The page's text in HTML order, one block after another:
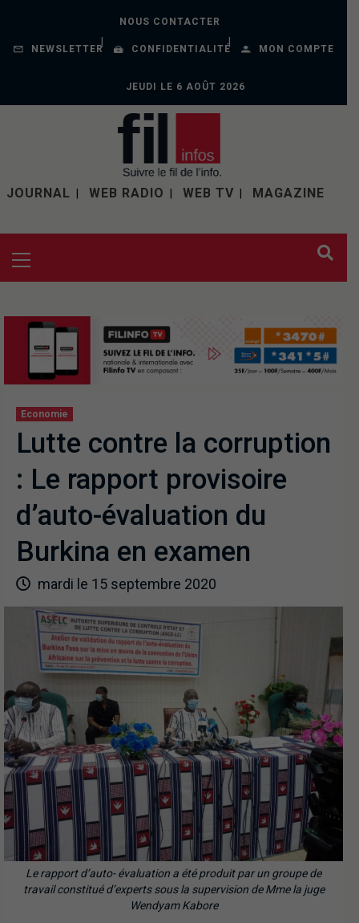
NOUS CONTACTER
NEWSLETTER CONFIDENTIALITÉ MON COMPTE
JEUDI LE 6 AOÛT 2026
JOURNAL WEB RADIO WEB TV MAGAZINE
Economie
Lutte contre la corruption
: Le rapport provisoire
d’auto-évaluation du
Burkina en examen
mardi le 15 septembre 2020
Le rapport d’auto- évaluation a été produit par un groupe de
travail constitué d’experts sous la supervision de Mme la juge
Wendyam Kabore